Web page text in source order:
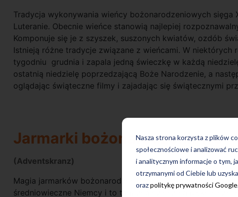
Nasza strona korzysta z plików
społecznościowe i analizować
i analitycznym informacje o tym,
otrzymanymi od Ciebie lub
orazpolitykę prywatności Google
Tradycja wykonywania wieńcy bożonarodzeniowych
Luteranie. Obecnie wieńce stanowią najlepiej
Komponuje się je z szyszek, suszonych kwiatów, ozdób
Istnieją różne tradycje związane z wieńcami. W
tygodniu grudnia i zapala jedną świeczkę w każdą
ostatnią niedzielę poprzedzającą Boże Narodzenie, a
oglądając świąteczne filmy i zajadając się świątecznymi
Jarmarki bożonarodzeniowe
(Adventskranz)
Magia jarmarków bożonarodzeniowych rozprzestrzeniła
średniowieczne Niemcy i to tam znajdziesz